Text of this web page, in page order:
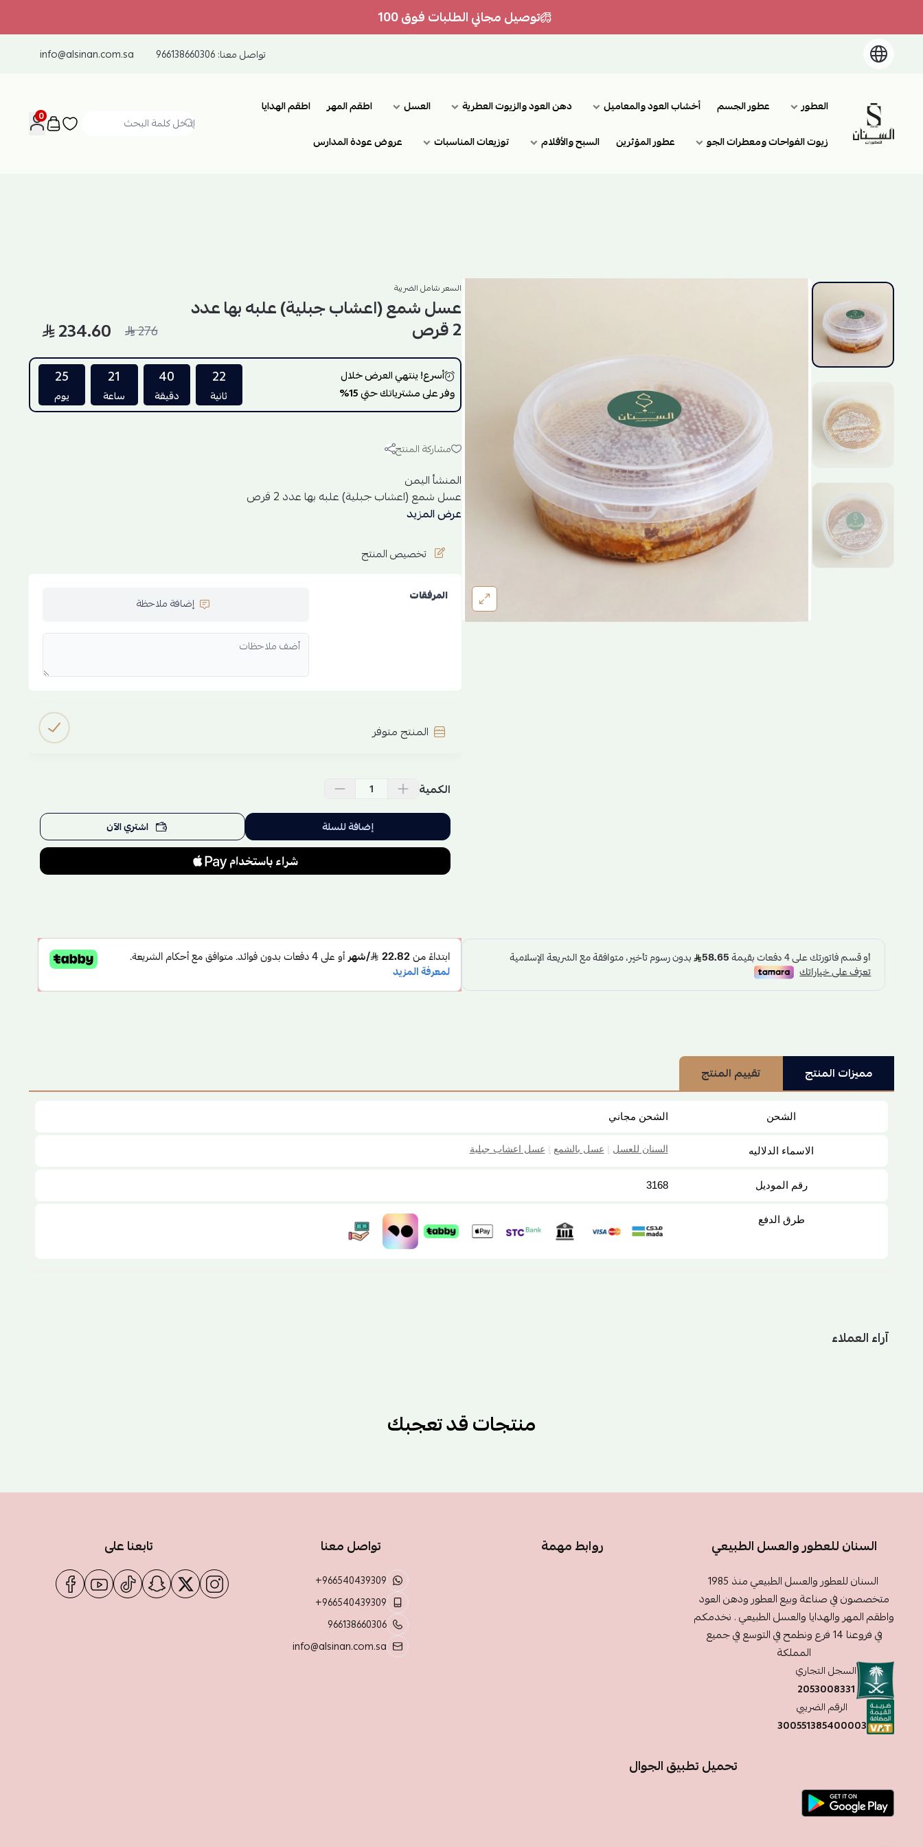
توصيل مجاني الطلبات فوق 100
تواصل معنا:966138660306
info@alsinan.com.sa
السنان للعطور والعسل الطبيعي
العطور عطور الجسم أخشاب العود والمعاميل دهن العود والزيوت العطرية العسل اطقم المهر
اطقم الهدايا
زيوت الفواحات ومعطرات الجو
عطور المؤثرين السبح والأقلام توزيعات المناسبات عروض عودة المدارس
0
السعر شامل الضريبة
عسل شمع (اعشاب جبلية) علبه بها عدد
2 قرص 276
234.60
أسرع! ينتهي العرض خلال
وفر على مشترياتك حتي15%
21
ثانية
40
دقيقة
21
ساعة
25
يوم
مشاركة المنتج
المنشأ اليمن
عسل شمع (اعشاب جبلية) علبه بها عدد 2 قرص
حيث يتم انتاجه بين موسم السدر وموسم السمرة ويتغذى على زهور السدر و السمرة والاعشاب
عرض المزيد
تخصيص المنتج
المرفقات إضافة ملاحظة
المنتج متوفر
الكمية
إضافة للسلة اشتري الآن
مميزات المنتج تقييم المنتج
الشحن الشحن مجاني
الاسماء الدلاليه السنان للعسل | عسل بالشمع | عسل اعشاب جبلية
رقم الموديل 3168
طرق الدفع
آراء العملاء
منتجات قد تعجبك
السنان للعطور والعسل الطبيعي
السنان للعطور والعسل الطبيعي منذ 1985
متخصصون في صناعة وبيع العطور ودهن العود
واطقم المهر والهدايا والعسل الطبيعي . نخدمكم
في فروعنا 14 فرع ونطمح في التوسع في جميع
المملكة
السجل التجاري
2053008331
الرقم الضريبي
300551385400003
روابط مهمة تواصل معنا
+966540439309
+966540439309
966138660306
info@alsinan.com.sa
تابعنا على
تحميل تطبيق الجوال